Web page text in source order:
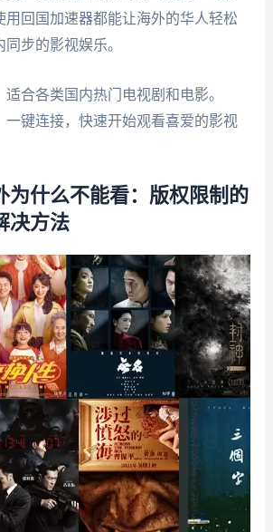
用回国加速器都能让海外的华人轻松
步的影视娱乐。
适合各类国内热门电视剧和电影。
一键连接，快速开始观看喜爱的影视
为什么不能看：版权限制的
决方法